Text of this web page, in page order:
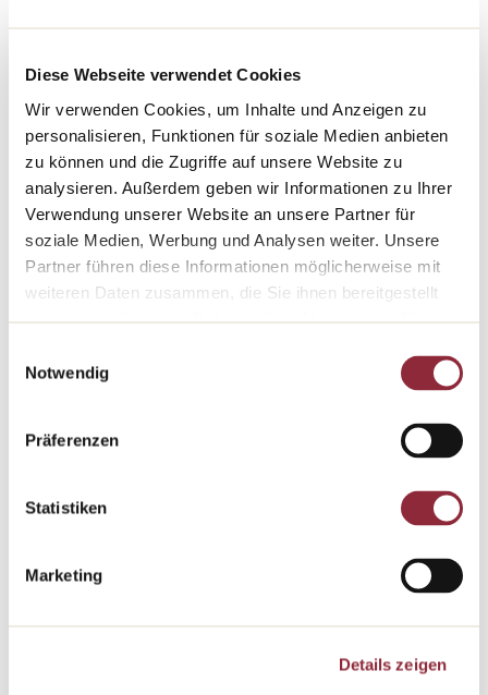
Diese Webseite verwendet Cookies
Wir verwenden Cookies, um Inhalte und Anzeigen zu
personalisieren, Funktionen für soziale Medien anbieten
zu können und die Zugriffe auf unsere Website zu
analysieren. Außerdem geben wir Informationen zu Ihrer
Verwendung unserer Website an unsere Partner für
soziale Medien, Werbung und Analysen weiter. Unsere
Partner führen diese Informationen möglicherweise mit
weiteren Daten zusammen, die Sie ihnen bereitgestellt
haben oder die sie im Rahmen Ihrer Nutzung der Dienste
Notwendig
Präferenzen
Statistiken
Marketing
Details zeigen